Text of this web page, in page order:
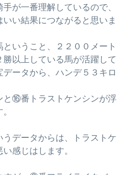
が一番理解しているので、
い結果につながると思いま
いうこと、２２００メート
以上している馬が活躍して
ータから、ハンデ５３キロ
⑯番トラストケンシンが浮
うデータからは、トラストケ
感じはします。